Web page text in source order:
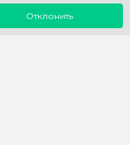
Отклонить